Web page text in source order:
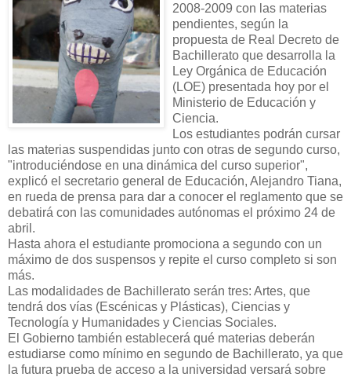
2008-2009 con las materias
pendientes, según la
propuesta de Real Decreto de
Bachillerato que desarrolla la
Ley Orgánica de Educación
(LOE) presentada hoy por el
Ministerio de Educación y
Ciencia.
Los estudiantes podrán cursar
las materias suspendidas junto con otras de segundo curso,
"introduciéndose en una dinámica del curso superior",
explicó el secretario general de Educación, Alejandro Tiana,
en rueda de prensa para dar a conocer el reglamento que se
debatirá con las comunidades autónomas el próximo 24 de
abril.
Hasta ahora el estudiante promociona a segundo con un
máximo de dos suspensos y repite el curso completo si son
más.
Las modalidades de Bachillerato serán tres: Artes, que
tendrá dos vías (Escénicas y Plásticas), Ciencias y
Tecnología y Humanidades y Ciencias Sociales.
El Gobierno también establecerá qué materias deberán
estudiarse como mínimo en segundo de Bachillerato, ya que
la futura prueba de acceso a la universidad versará sobre